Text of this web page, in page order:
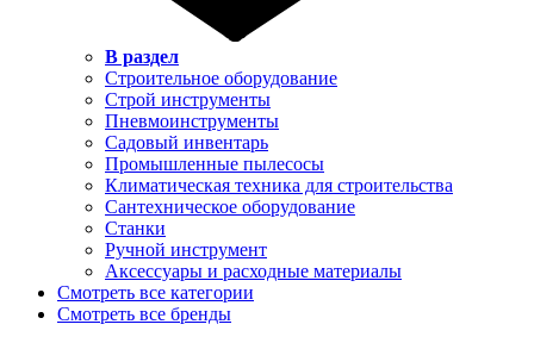
В раздел
Строительное оборудование
Строй инструменты
Пневмоинструменты
Садовый инвентарь
Промышленные пылесосы
Климатическая техника для строительства
Сантехническое оборудование
Станки
Ручной инструмент
Аксессуары и расходные материалы
Смотреть все категории
Смотреть все бренды